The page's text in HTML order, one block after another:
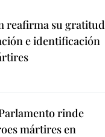
reafirma su gratitud
e identificación
rinde
mártires en